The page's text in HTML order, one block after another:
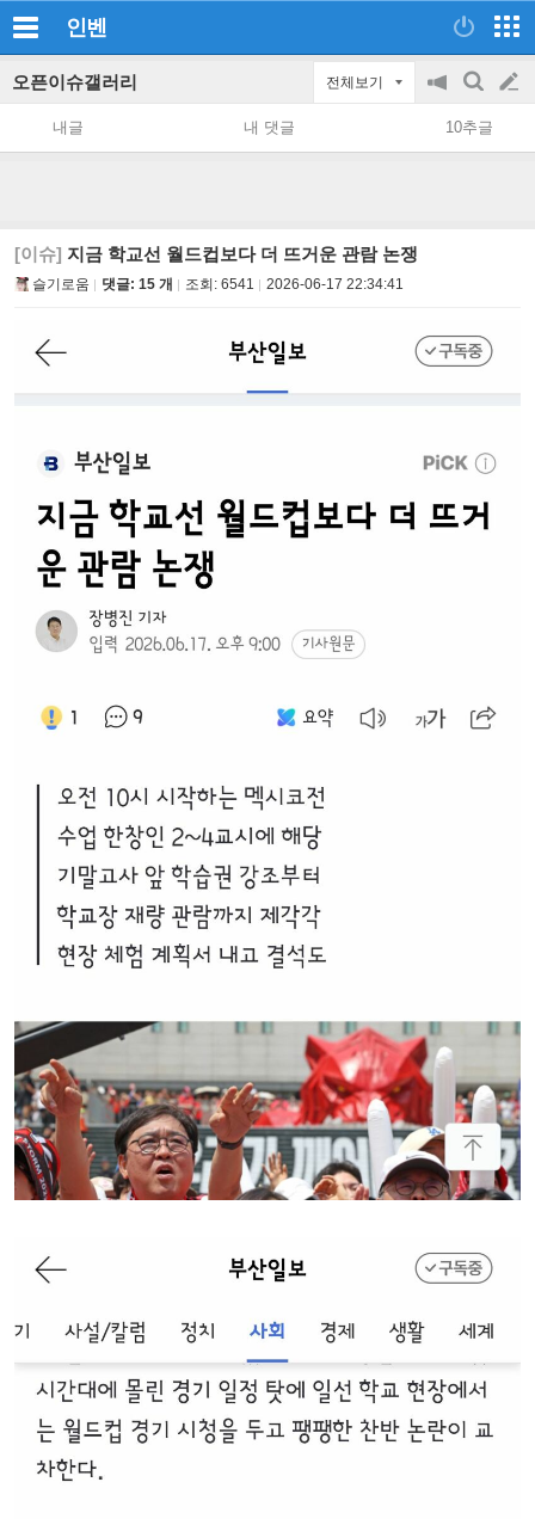
인벤
오픈이슈갤러리 전체보기
공
지
on/off
검
색
글
쓰
내글 내 댓글 10추글
[이슈] 지금 학교선 월드컵보다 더 뜨거운 관람 논쟁
슬기로움 댓글: 15 개 조회: 6541 2026-06-17 22:34:41